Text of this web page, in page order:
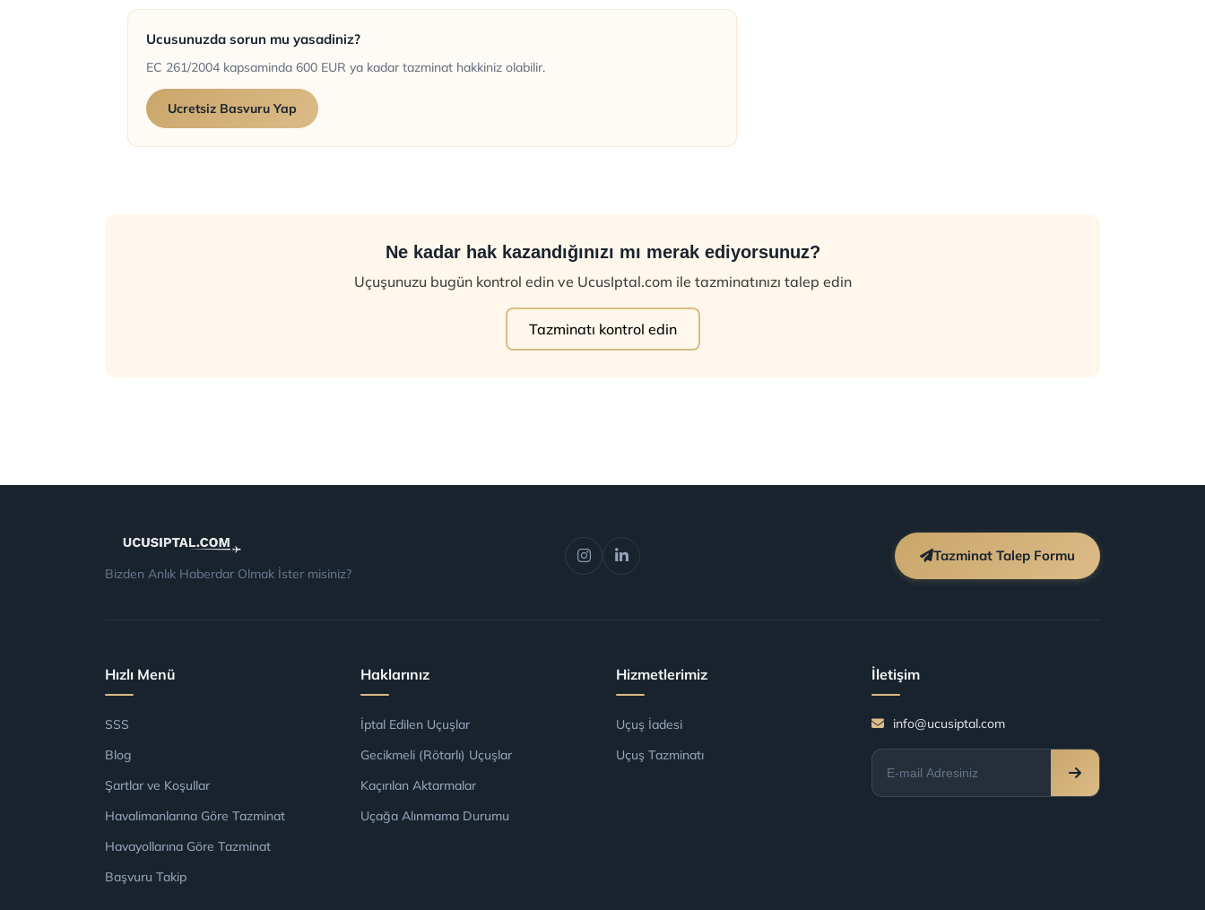
Ucusunuzda sorun mu yasadiniz?
EC 261/2004 kapsaminda 600 EUR ya kadar tazminat hakkiniz olabilir.
Ucretsiz Basvuru Yap
Ne kadar hak kazandığınızı mı merak ediyorsunuz?
Uçuşunuzu bugün kontrol edin ve UcusIptal.com ile tazminatınızı talep edin
Tazminatı kontrol edin
Bizden Anlık Haberdar Olmak İster misiniz?
Tazminat Talep Formu
Hızlı Menü
SSS
Blog
Şartlar ve Koşullar
Havalimanlarına Göre Tazminat
Havayollarına Göre Tazminat
Başvuru Takip
Haklarınız
İptal Edilen Uçuşlar
Gecikmeli (Rötarlı) Uçuşlar
Kaçırılan Aktarmalar
Uçağa Alınmama Durumu
Hizmetlerimiz
Uçuş İadesi
Uçuş Tazminatı
İletişim
info@ucusiptal.com